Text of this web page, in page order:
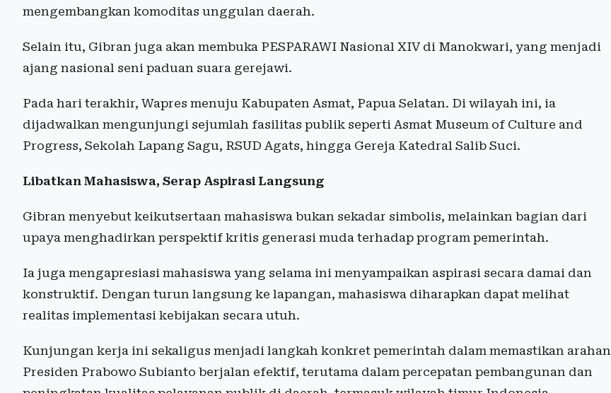
mengembangkan komoditas unggulan daerah.
Selain itu, Gibran juga akan membuka PESPARAWI Nasional XIV di Manokwari, yang menjadi
ajang nasional seni paduan suara gerejawi.
Pada hari terakhir, Wapres menuju Kabupaten Asmat, Papua Selatan. Di wilayah ini, ia
dijadwalkan mengunjungi sejumlah fasilitas publik seperti Asmat Museum of Culture and
Progress, Sekolah Lapang Sagu, RSUD Agats, hingga Gereja Katedral Salib Suci.
Libatkan Mahasiswa, Serap Aspirasi Langsung
Gibran menyebut keikutsertaan mahasiswa bukan sekadar simbolis, melainkan bagian dari
upaya menghadirkan perspektif kritis generasi muda terhadap program pemerintah.
Ia juga mengapresiasi mahasiswa yang selama ini menyampaikan aspirasi secara damai dan
konstruktif. Dengan turun langsung ke lapangan, mahasiswa diharapkan dapat melihat
realitas implementasi kebijakan secara utuh.
Kunjungan kerja ini sekaligus menjadi langkah konkret pemerintah dalam memastikan arahan
Presiden Prabowo Subianto berjalan efektif, terutama dalam percepatan pembangunan dan